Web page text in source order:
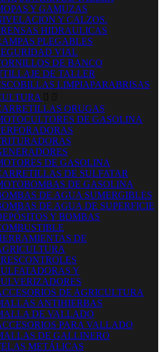
Y GAMUZAS
Y CALZOS.
HIDRAULICAS
PLEGABLES
VIAL
DE BANCO
DE TALLER
LIMPIAPARABRISAS
 
ORUGAS
DE GASOLINA
DE GASOLINA
DE SULFATAR
DE GASOLINA
DE AGUA SUMERGIBLES
DE AGUA DE SUPERFICIE
Y BOMBAS
DE
Y
DE AGRICULTURA
ANTIHIERBAS
DE VALLADO
PARA VALLADO
DE GALLINERO
METÁLICAS